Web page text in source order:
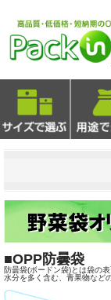
■OPP防曇袋
防曇袋(ボードン袋)とは袋の
水分を多く含む、青果物など